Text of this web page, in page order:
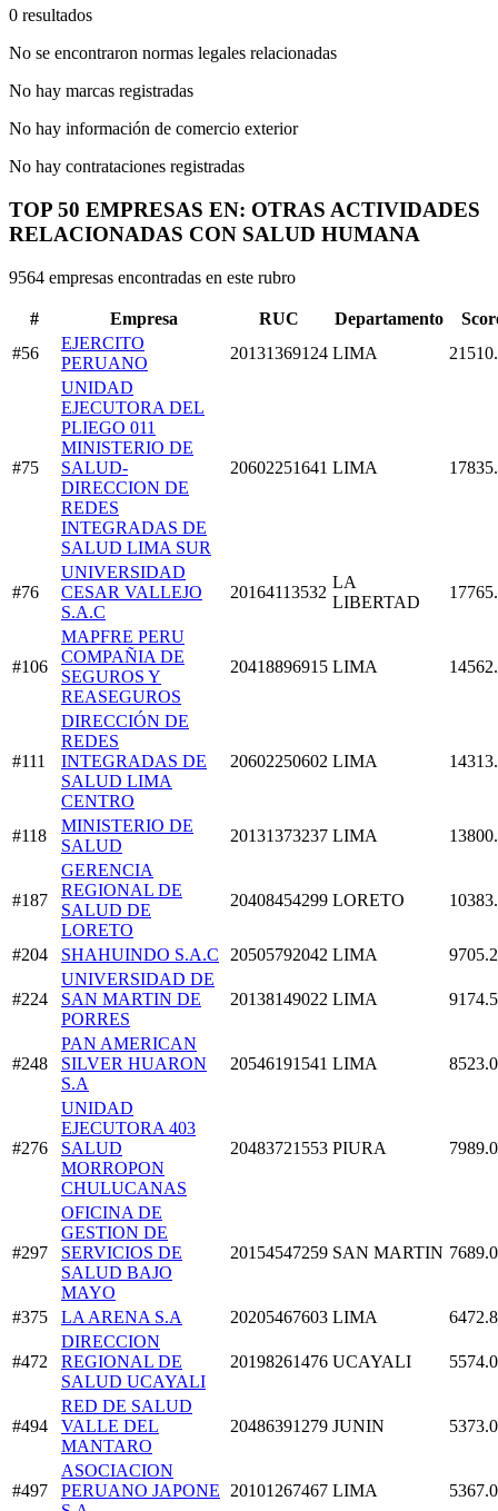
0 resultados
No se encontraron normas legales relacionadas
No hay marcas registradas
No hay información de comercio exterior
No hay contrataciones registradas
TOP 50 EMPRESAS EN: OTRAS ACTIVIDADES
RELACIONADAS CON SALUD HUMANA
9564 empresas encontradas en este rubro
# Empresa RUC Departamento
#56
EJERCITO
PERUANO
20131369124 LIMA
#75
UNIDAD
EJECUTORA DEL
PLIEGO 011
MINISTERIO DE
SALUD-
DIRECCION DE
REDES
INTEGRADAS DE
SALUD LIMA SUR
20602251641 LIMA
#76
UNIVERSIDAD
CESAR VALLEJO
S.A.C
20164113532
LA
LIBERTAD
#106
MAPFRE PERU
COMPAÑIA DE
SEGUROS Y
REASEGUROS
20418896915 LIMA
#111
DIRECCIÓN DE
REDES
INTEGRADAS DE
SALUD LIMA
CENTRO
20602250602 LIMA
#118
MINISTERIO DE
SALUD
20131373237 LIMA
#187
GERENCIA
REGIONAL DE
SALUD DE
LORETO
20408454299 LORETO
#204 SHAHUINDO S.A.C 20505792042 LIMA
#224
UNIVERSIDAD DE
SAN MARTIN DE
PORRES
20138149022 LIMA
#248
PAN AMERICAN
SILVER HUARON
S.A
20546191541 LIMA
#276
UNIDAD
EJECUTORA 403
SALUD
MORROPON
CHULUCANAS
20483721553 PIURA
#297
OFICINA DE
GESTION DE
SERVICIOS DE
SALUD BAJO
MAYO
20154547259 SAN MARTIN
#375 LA ARENA S.A 20205467603 LIMA
#472
DIRECCION
REGIONAL DE
SALUD UCAYALI
20198261476 UCAYALI
#494
RED DE SALUD
VALLE DEL
MANTARO
20486391279 JUNIN
#497
ASOCIACION
PERUANO JAPONE
20101267467 LIMA